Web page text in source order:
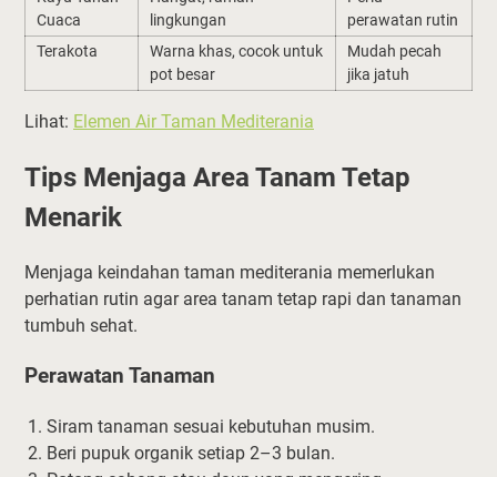
Cuaca
lingkungan
perawatan rutin
Terakota
Warna khas, cocok untuk
pot besar
Mudah pecah
jika jatuh
Lihat: Elemen Air Taman Mediterania
Tips Menjaga Area Tanam Tetap
Menarik
Menjaga keindahan taman mediterania memerlukan
perhatian rutin agar area tanam tetap rapi dan tanaman
tumbuh sehat.
Perawatan Tanaman
Siram tanaman sesuai kebutuhan musim.
Beri pupuk organik setiap 2–3 bulan.